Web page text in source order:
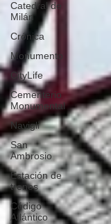
Catedral de
Milán
Crónica
Monumento
CityLife
Cementerio
Monumental
Navigli
San
Ambrosio
Estación de
trenes
Código
Atlántico